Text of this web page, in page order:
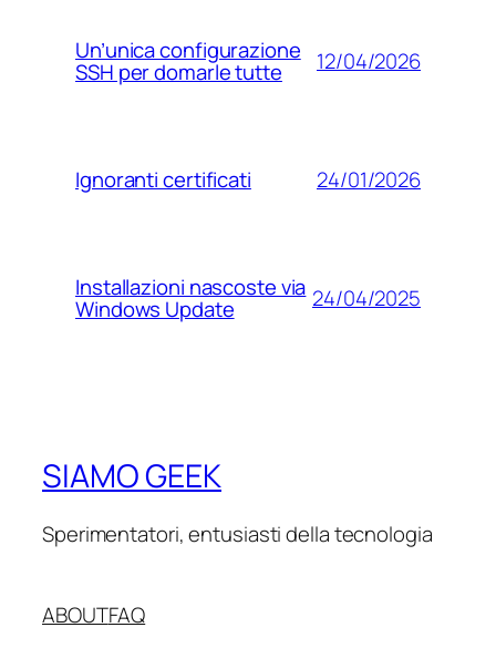
Un’unica configurazione
SSH per domarle tutte 12/04/2026
Ignoranti certificati 24/01/2026
Installazioni nascoste via
Windows Update 24/04/2025
SIAMO GEEK
Sperimentatori, entusiasti della tecnologia
ABOUTFAQ